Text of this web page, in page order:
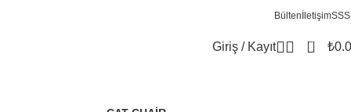
Bülten İletişimSSS
Giriş / Kayıt 0 ₺